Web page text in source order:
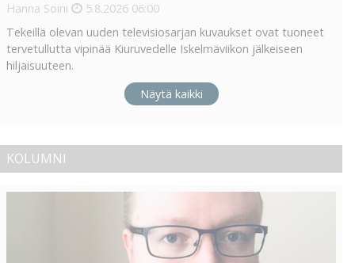
Hanna Soini 5.8.2026 06:00
Tekeillä olevan uuden televisiosarjan kuvaukset ovat tuoneet
tervetullutta vipinää Kiuruvedelle Iskelmäviikon jälkeiseen
hiljaisuuteen.
Näytä kaikki
KOLUMNI